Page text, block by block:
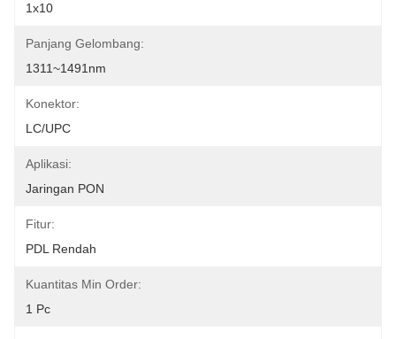
1x10
Panjang Gelombang:
1311~1491nm
Konektor:
LC/UPC
Aplikasi:
Jaringan PON
Fitur:
PDL Rendah
Kuantitas Min Order:
1 Pc